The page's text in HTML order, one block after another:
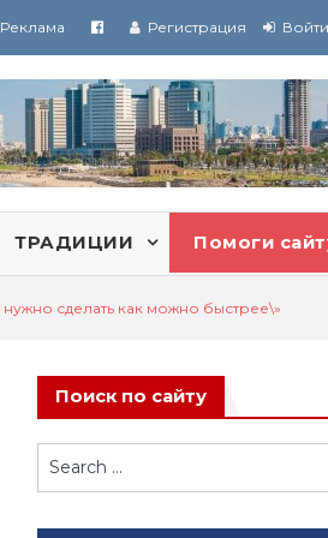
Реклама Регистрация Войти
ТРАДИЦИИ Помоги
сделать как можно быстрее\»
Поиск по сайту
Search
for: